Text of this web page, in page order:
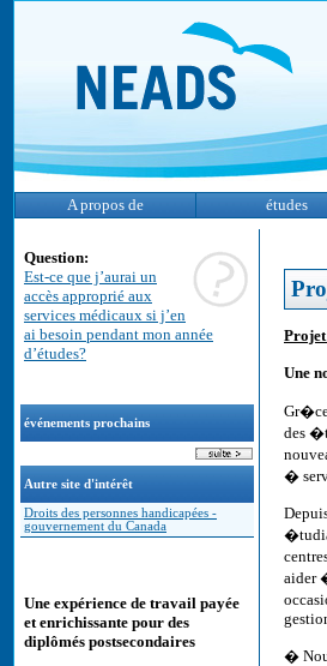
A propos de études
Question:
Est-ce que j’aurai un
accès approprié aux
services médicaux si j’en
ai besoin pendant mon année
d’études?
événements prochains
Autre site d'intérêt
Droits des personnes handicapées -
gouvernement du Canada
Une expérience de travail payée
et enrichissante pour des
diplômés postsecondaires
Une
des
�
aider
�